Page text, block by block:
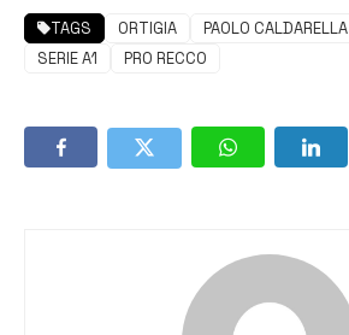
TAGS ORTIGIA PAOLO CALDARELLA
SERIE A1
PRO RECCO